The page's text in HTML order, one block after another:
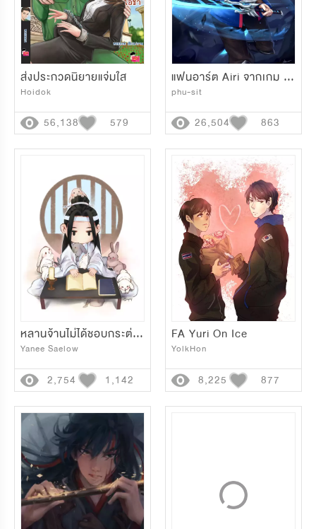
ส่งประกวดนิยายแจ่มใส
Hoidok
56,138 579
แฟนอาร์ต Airi จากเกม ROV
phu-sit
26,504 863
หลานจ้านไม่ได้ชอบกระต่าย (สมกับเป็นท่าน)
Yanee Saelow
2,754 1,142
FA Yuri On Ice
YolkHon
8,225 877